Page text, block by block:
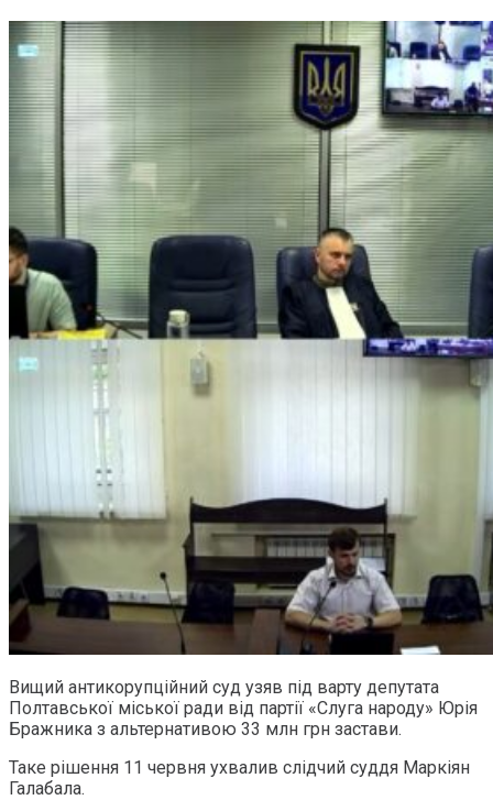
Вищий антикорупційний суд узяв під варту депутата
Полтавської міської ради від партії «Слуга народу» Юрія
Бражника з альтернативою 33 млн грн застави.
Таке рішення 11 червня ухвалив слідчий суддя Маркіян
Галабала.